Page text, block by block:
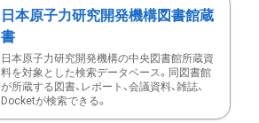
日本原子力研究開発機構図書館蔵
書
日本原子力研究開発機構の中央図書館所蔵資
料を対象とした検索データベース。同図書館
が所蔵する図書、レポート、会議資料、雑誌、
Docketが検索できる。